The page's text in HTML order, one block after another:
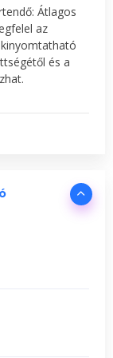
Átlagos
az
kinyomtatható
és a